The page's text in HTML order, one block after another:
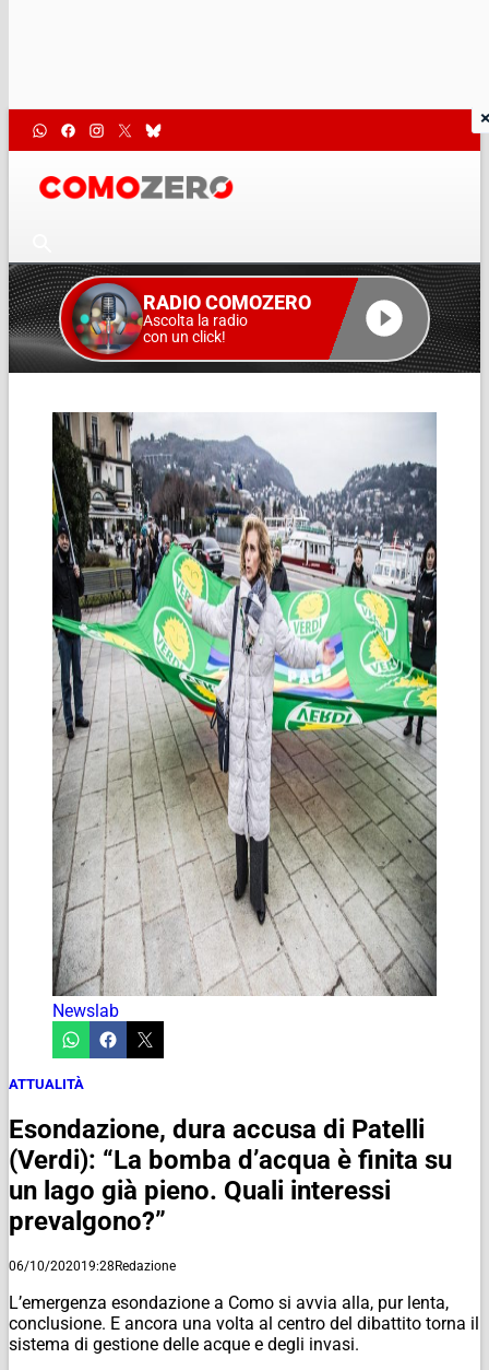
RADIO COMOZERO
Ascolta la radio
con un click!
Newslab
ATTUALITÀ
Esondazione, dura accusa di Patelli
(Verdi): “La bomba d’acqua è finita su
un lago già pieno. Quali interessi
prevalgono?”
06/10/202019:28Redazione
L’emergenza esondazione a Como si avvia alla, pur lenta,
conclusione. E ancora una volta al centro del dibattito torna il
sistema di gestione delle acque e degli invasi.